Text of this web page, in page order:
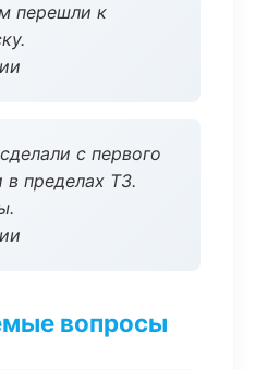
перешли к
с первого
в пределах ТЗ.
вопросы